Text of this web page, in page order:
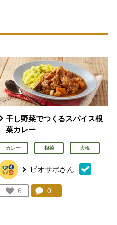
干し野菜でつくるスパイス根
菜カレー
カレー 根菜 大根
ビオサポさん
お気に入り登録：
6
人が登録
コメント：
0件。コメントを見る。